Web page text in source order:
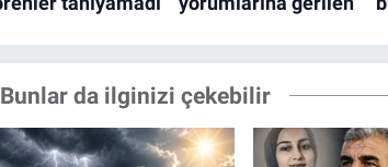
Bunlar da ilginizi çekebilir